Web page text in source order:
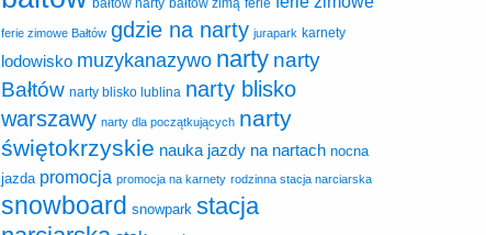
bałtów narty bałtów zimą ferie
ferie zimowe Bałtów gdzie na narty jurapark karnety
lodowisko muzykanazywo narty narty
Bałtów narty blisko lublina narty blisko
warszawy narty dla początkujących narty
świętokrzyskie nauka jazdy na nartach nocna
jazda promocja promocja na karnety rodzinna stacja narciarska
snowboard snowpark stacja